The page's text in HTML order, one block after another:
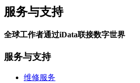
服务与支持
全球工作者通过iData联接数字世界
服务与支持
维修服务